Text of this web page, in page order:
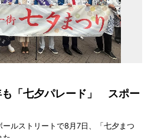
も「七夕パレード」 スポー
ルストリートで8月7日、「七夕まつ